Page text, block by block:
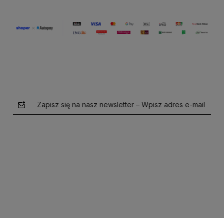
Zapisz się na nasz newsletter – Wpisz adres e-mail